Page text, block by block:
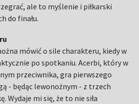
ale to myślenie i piłkarski
do finału.
mówić o sile charakteru, kiedy w
po spotkaniu. Acerbi, który w
przeciwnika, gra pierwszego
- będąc lewonożnym - z trzech
Wydaje mi się, że to nie siła